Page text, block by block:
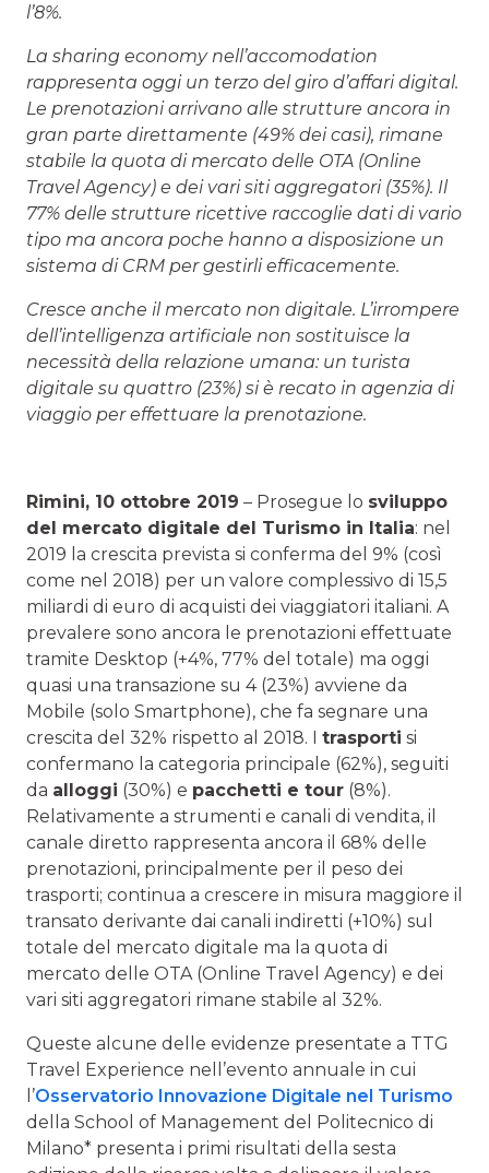
l’8%.
La sharing economy nell’accomodation
rappresenta oggi un terzo del giro d’affari digital.
Le prenotazioni arrivano alle strutture ancora in
gran parte direttamente (49% dei casi), rimane
stabile la quota di mercato delle OTA (Online
Travel Agency) e dei vari siti aggregatori (35%). Il
77% delle strutture ricettive raccoglie dati di vario
tipo ma ancora poche hanno a disposizione un
sistema di CRM per gestirli efficacemente.
Cresce anche il mercato non digitale. L’irrompere
dell’intelligenza artificiale non sostituisce la
necessità della relazione umana: un turista
digitale su quattro (23%) si è recato in agenzia di
viaggio per effettuare la prenotazione.
Rimini, 10 ottobre 2019 – Prosegue lo sviluppo
del mercato digitale del Turismo in Italia: nel
2019 la crescita prevista si conferma del 9% (così
come nel 2018) per un valore complessivo di 15,5
miliardi di euro di acquisti dei viaggiatori italiani. A
prevalere sono ancora le prenotazioni effettuate
tramite Desktop (+4%, 77% del totale) ma oggi
quasi una transazione su 4 (23%) avviene da
Mobile (solo Smartphone), che fa segnare una
crescita del 32% rispetto al 2018. I trasporti si
confermano la categoria principale (62%), seguiti
da alloggi (30%) e pacchetti e tour (8%).
Relativamente a strumenti e canali di vendita, il
canale diretto rappresenta ancora il 68% delle
prenotazioni, principalmente per il peso dei
trasporti; continua a crescere in misura maggiore il
transato derivante dai canali indiretti (+10%) sul
totale del mercato digitale ma la quota di
mercato delle OTA (Online Travel Agency) e dei
vari siti aggregatori rimane stabile al 32%.
Queste alcune delle evidenze presentate a TTG
Travel Experience nell’evento annuale in cui
l’Osservatorio Innovazione Digitale nel Turismo
della School of Management del Politecnico di
Milano* presenta i primi risultati della sesta